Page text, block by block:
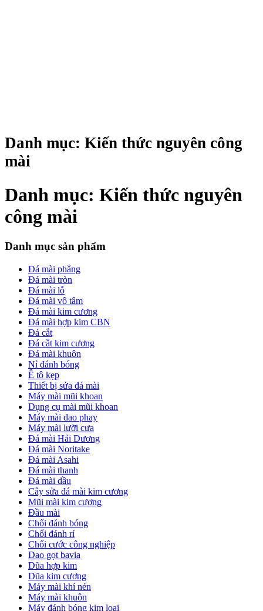
Danh mục: Kiến thức nguyên công
mài
Danh mục: Kiến thức nguyên
công mài
Danh mục sản phẩm
Đá mài phẳng
Đá mài tròn
Đá mài lỗ
Đá mài vô tâm
Đá mài kim cương
Đá mài hợp kim CBN
Đá cắt
Đá cắt kim cương
Đá mài khuôn
Nỉ đánh bóng
Ê tô kẹp
Thiết bị sửa đá mài
Máy mài mũi khoan
Dụng cụ mài mũi khoan
Máy mài dao phay
Máy mài lưỡi cưa
Đá mài Hải Dương
Đá mài Noritake
Đá mài Asahi
Đá mài thanh
Đá mài dầu
Cây sửa đá mài kim cương
Mũi mài kim cương
Đầu mài
Chổi đánh bóng
Chổi đánh rỉ
Chổi cước công nghiệp
Dao gọt bavia
Dũa hợp kim
Dũa kim cương
Máy mài khí nén
Máy mài khuôn
Máy đánh bóng kim loại